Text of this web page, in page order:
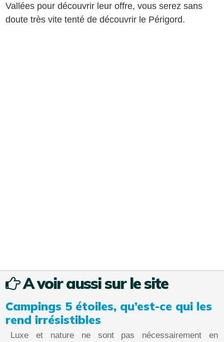
Vallées pour découvrir leur offre, vous serez sans
doute très vite tenté de découvrir le Périgord.
A voir aussi sur le site
Campings 5 étoiles, qu’est-ce qui les
rend irrésistibles
Luxe et nature ne sont pas nécessairement en